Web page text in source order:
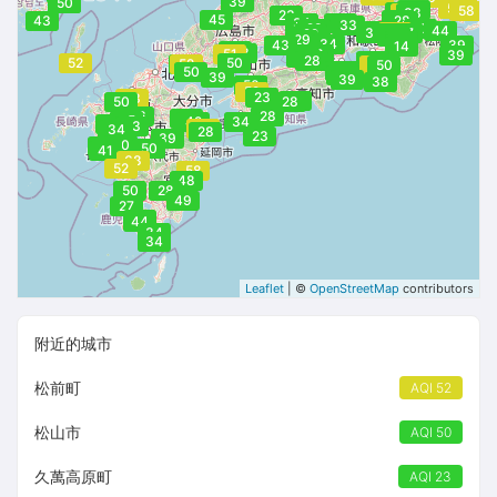
29
4753
34
41
50
44
27
41
42
50
28
35
45
53
35
34
39 28
44
49
23 39
49
28 28
34
50
28
23
56
68
34
23
50
37
37
23 28 39
58
58
58
50
34
51
50
34
43
17
50
28
52
28
34
46
33
39
51
45
23
37
48
38
52
23 45
23
27
14
52
39
39
23
28 23
34
35
43 34 39
28
59
50
39
29
4538
52
34
Leaflet | © OpenStreetMap contributors
附近的城市
松前町 AQI 52
松山市 AQI 50
久萬高原町 AQI 23